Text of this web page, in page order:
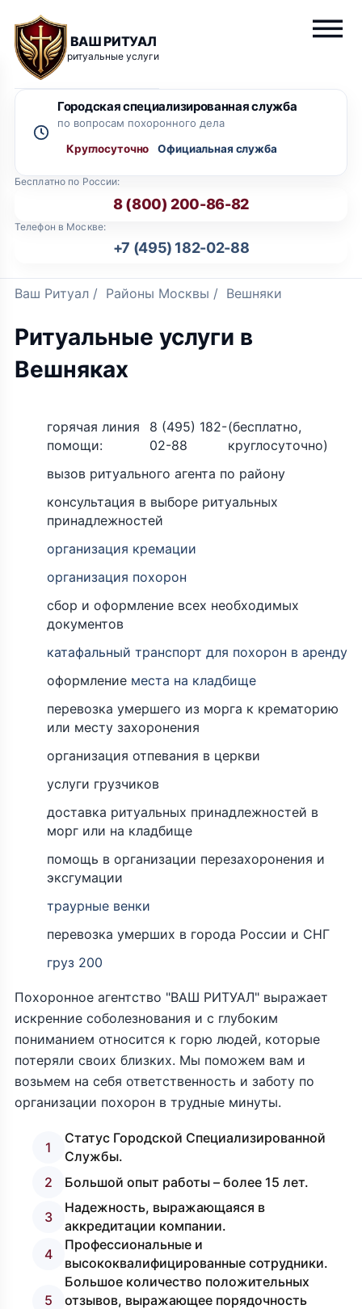
ВАШ РИТУАЛ
ритуальные услуги
Бесплатно по России:
8 (800) 200-86-82
Телефон в Москве:
+7 (495) 182-02-88
Городская специализированная служба
по вопросам похоронного дела
Круглосуточно
Ваш Ритуал / Районы Москвы / Вешняки
Ритуальные услуги в
Вешняках
горячая линия
помощи:
8 (495) 182-
02-88
(бесплатно,
круглосуточно)
вызов ритуального агента по району
консультация в выборе ритуальных
принадлежностей
организация кремации
организация похорон
сбор и оформление всех необходимых
документов
катафальный транспорт для похорон в аренду
оформление места на кладбище
перевозка умершего из морга к крематорию
или месту захоронения
организация отпевания в церкви
услуги грузчиков
доставка ритуальных принадлежностей в
морг или на кладбище
помощь в организации перезахоронения и
эксгумации
траурные венки
перевозка умерших в города России и СНГ
груз 200
Похоронное агентство "ВАШ РИТУАЛ" выражает
искренние соболезнования и с глубоким
пониманием относится к горю людей, которые
потеряли своих близких. Мы поможем вам и
возьмем на себя ответственность и заботу по
организации похорон в трудные минуты.
1
Статус Городской Специализированной
Службы.
2
Большой опыт работы – более 15 лет.
3
Надежность, выражающаяся в
аккредитации компании.
4
Профессиональные и
высококвалифицированные сотрудники.
5
Большое количество положительных
отзывов, выражающее порядочность